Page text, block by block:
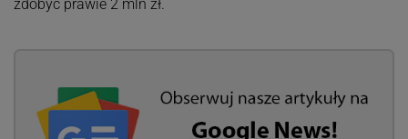
zdobyć prawie 2 mln zł.